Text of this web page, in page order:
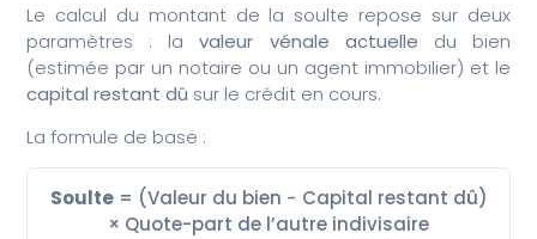
Le calcul du montant de la soulte repose sur deux
paramètres : lavaleur vénale actuelle du bien
(estimée par un notaire ou un agent immobilier) et le
capital restant dû sur le crédit en cours.
La formule de base :
Soulte= (Valeur du bien − Capital restant dû)
× Quote-part de l’autre indivisaire